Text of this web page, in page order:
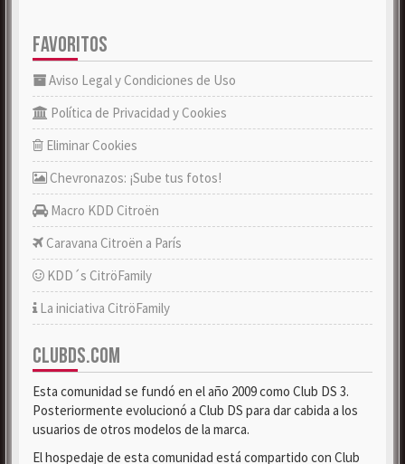
FAVORITOS
Aviso Legal y Condiciones de Uso
Política de Privacidad y Cookies
Eliminar Cookies
Chevronazos: ¡Sube tus fotos!
Macro KDD Citroën
Caravana Citroën a París
KDD´s CitröFamily
La iniciativa CitröFamily
CLUBDS.COM
Esta comunidad se fundó en el año 2009 como Club DS 3.
Posteriormente evolucionó a Club DS para dar cabida a los
usuarios de otros modelos de la marca.
El hospedaje de esta comunidad está compartido con Club